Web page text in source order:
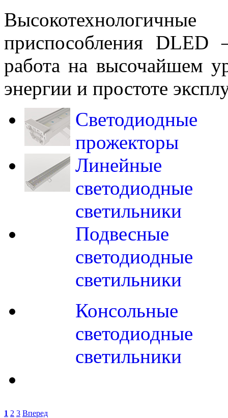
приспособления DLED
работа на высочайшем
энергии и простоте
Светодиодные
прожекторы
Линейные
светодиодные
светильники
Подвесные
светодиодные
светильники
Консольные
светодиодные
светильники
1 2 3 Вперед